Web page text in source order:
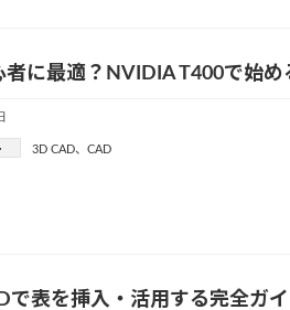
者に最適？NVIDIA T400で始め
3D CAD、 CAD
で表を挿入・活用する完全ガ